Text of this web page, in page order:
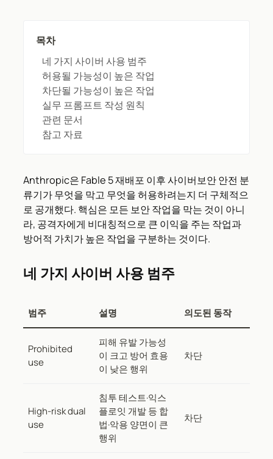
목차
네 가지 사이버 사용 범주
허용될 가능성이 높은 작업
차단될 가능성이 높은 작업
실무 프롬프트 작성 원칙
관련 문서
참고 자료
Anthropic은 Fable 5 재배포 이후 사이버보안 안전 분
류기가 무엇을 막고 무엇을 허용하려는지 더 구체적으
로 공개했다. 핵심은 모든 보안 작업을 막는 것이 아니
라, 공격자에게 비대칭적으로 큰 이익을 주는 작업과
방어적 가치가 높은 작업을 구분하는 것이다.
네 가지 사이버 사용 범주
범주 설명 의도된 동작
Prohibited
use
피해 유발 가능성
이 크고 방어 효용
이 낮은 행위
차단
High-risk dual
use
침투 테스트·익스
플로잇 개발 등 합
법·악용 양면이 큰
행위
차단